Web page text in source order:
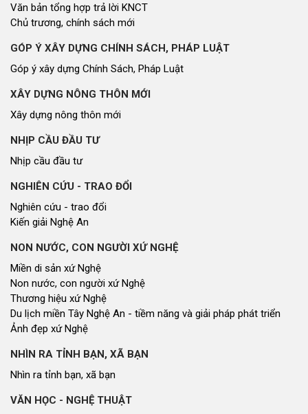
Văn bản tổng hợp trả lời KNCT
Chủ trương, chính sách mới
GÓP Ý XÂY DỰNG CHÍNH SÁCH, PHÁP LUẬT
Góp ý xây dựng Chính Sách, Pháp Luật
XÂY DỰNG NÔNG THÔN MỚI
Xây dựng nông thôn mới
NHỊP CẦU ĐẦU TƯ
Nhịp cầu đầu tư
NGHIÊN CỨU - TRAO ĐỔI
Nghiên cứu - trao đổi
Kiến giải Nghệ An
NON NƯỚC, CON NGƯỜI XỨ NGHỆ
Miền di sản xứ Nghệ
Non nước, con người xứ Nghệ
Thương hiệu xứ Nghệ
Du lịch miền Tây Nghệ An - tiềm năng và giải pháp phát triển
Ảnh đẹp xứ Nghệ
NHÌN RA TỈNH BẠN, XÃ BẠN
Nhìn ra tỉnh bạn, xã bạn
VĂN HỌC - NGHỆ THUẬT